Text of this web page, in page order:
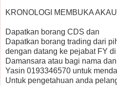
KRONOLOGI MEMBUKA
Dapatkan borang CDS dan
Dapatkan borang trading dari
dengan datang ke pejabat FY
Damansara atau bagi nama
Yasin 0193346570 untuk
Untuk pengetahuan anda